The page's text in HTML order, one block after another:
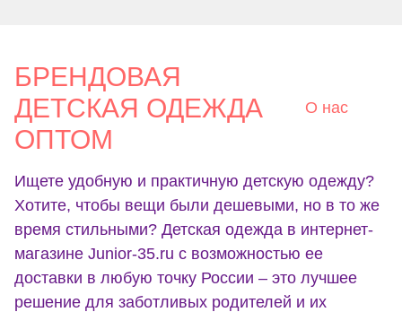
БРЕНДОВАЯ
ДЕТСКАЯ ОДЕЖДА
ОПТОМ
О нас
Ищете удобную и практичную детскую одежду?
Хотите, чтобы вещи были дешевыми, но в то же
время стильными? Детская одежда в интернет-
магазине Junior-35.ru с возможностью ее
доставки в любую точку России – это лучшее
решение для заботливых родителей и их